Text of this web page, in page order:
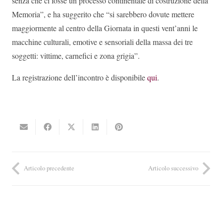
Memoria”, e ha suggerito che “si sarebbero dovute mettere
maggiormente al centro della Giornata in questi vent’anni le
macchine culturali, emotive e sensoriali della massa dei tre
soggetti: vittime, carnefici e zona grigia”.
La registrazione dell’incontro è disponibilequi.
Articolo precedente Articolo successivo